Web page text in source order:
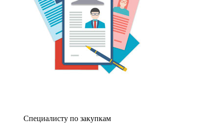
Специалисту по закупкам